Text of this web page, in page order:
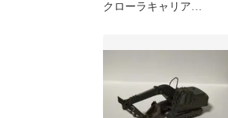
クローラキャリア